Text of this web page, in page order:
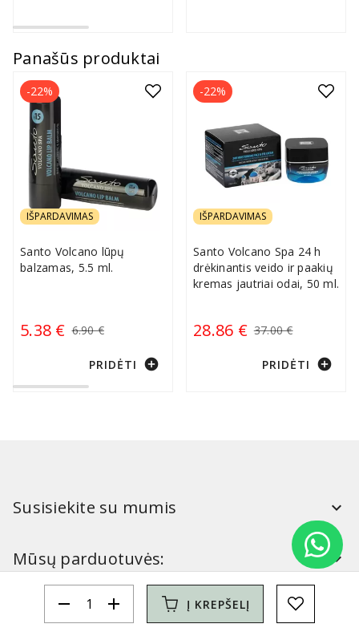
remove add Į KREPŠELĮ
Panašūs produktai
IŠPARDAVIMAS
Santo Volcano lūpų
balzamas, 5.5 ml.
5.38 € 6.90 €
-22%
PRIDĖTI add_circle
IŠPARDAVIMAS
Santo Volcano Spa 24 h
drėkinantis veido ir paakių
kremas jautriai odai, 50 ml.
28.86 € 37.00 €
-22%
PRIDĖTI add_circle
Susisiekite su mumis
Mūsų parduotuvės:
Simitri